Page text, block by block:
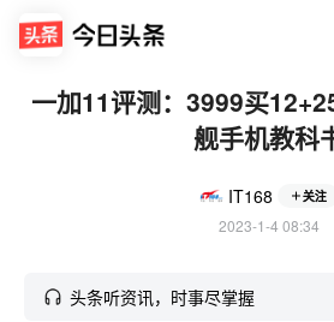
一加11评测：3999买
舰手机教科
IT168 关注
2023-1-4 08:34
头条听资讯，时事尽掌握